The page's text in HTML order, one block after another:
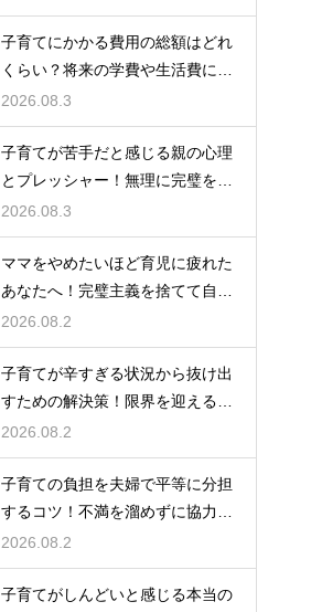
するための計画術
子育てにかかる費用の総額はどれ
くらい？将来の学費や生活費に備
えて今から計画的に貯金をして教
育資金を準備する術
2026.08.3
子育てが苦手だと感じる親の心理
とプレッシャー！無理に完璧を目
指さずに自分らしいペースで育児
をするためのヒント
2026.08.3
ママをやめたいほど育児に疲れた
あなたへ！完璧主義を捨てて自分
自身を大切にしながら心に余裕を
取り戻すための方法
2026.08.2
子育てが辛すぎる状況から抜け出
すための解決策！限界を迎える前
に試してほしいストレス解消法と
頼れるサポート
2026.08.2
子育ての負担を夫婦で平等に分担
するコツ！不満を溜めずに協力し
て育児を乗り切るための上手なコ
ミュニケーション
2026.08.2
子育てがしんどいと感じる本当の